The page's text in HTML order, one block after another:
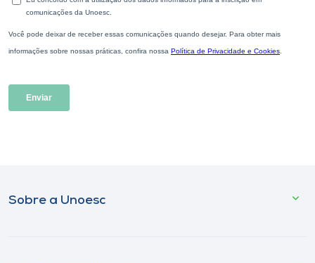
Sobre a Unoesc